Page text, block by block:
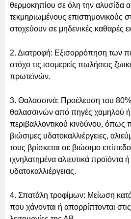
θερμοκηπίου σε όλη την αλυσίδα
τεκμηριωμένους επιστημονικούς
στοχεύουν σε μηδενικές καθαρές
2. Διατροφή: Εξισορρόπηση των
στόχο τις ισομερείς πωλήσεις
πρωτεϊνών.
3. Θαλασσινά: Προέλευση του
θαλασσινών από πηγές χαμηλού ή
περιβαλλοντικού κινδύνου, όπως
βιώσιμες υδατοκαλλιέργειες,
τους βρίσκεται σε βιώσιμο
ιχνηλατημένα αλιευτικά προϊόντα
υδατοκαλλιέργειας.
4. Σπατάλη τροφίμων: Μείωση
που χάνονται ή απορρίπτονται